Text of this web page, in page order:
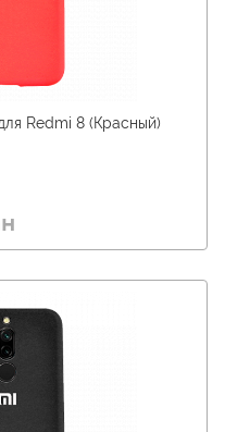
Redmi 8 (Красный)